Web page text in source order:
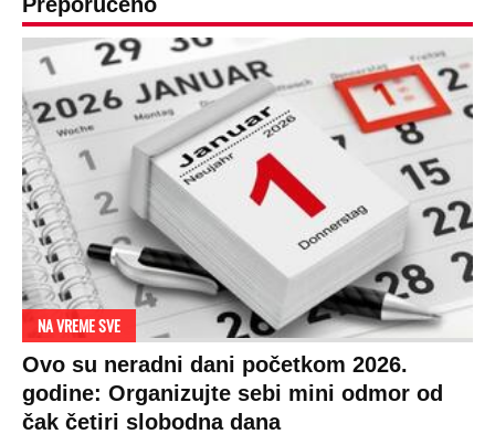
NA VREME SVE
Ovo su neradni dani početkom 2026.
godine: Organizujte sebi mini odmor od
čak četiri slobodna dana